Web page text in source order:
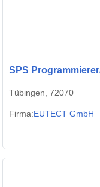
SPS
Tübingen, 72070
Firma:EUTECT GmbH